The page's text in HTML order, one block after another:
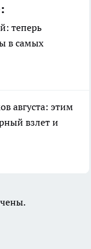
теперь
в самых
августа: этим
взлет и